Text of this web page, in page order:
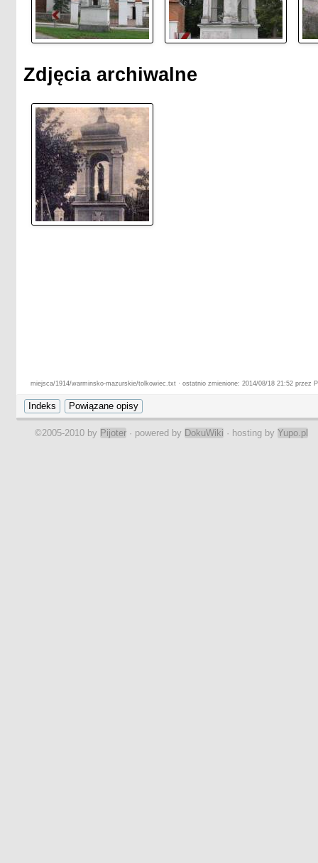
Zdjęcia archiwalne
miejsca/1914/warminsko-mazurskie/tolkowiec.txt · ostatnio zmienione: 2014/08/18 21:52 przez
©2005-2010 by Pijoter · powered by DokuWiki · hosting by Yupo.pl